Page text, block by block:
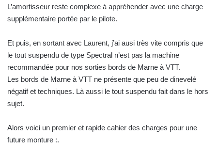
L’amortisseur reste complexe à appréhender avec une charge
supplémentaire portée par le pilote.
Et puis, en sortant avec Laurent, j’ai ausi très vite compris que
le tout suspendu de type Spectral n’est pas la machine
recommandée pour nos sorties bords de Marne à VTT.
Les bords de Marne à VTT ne présente que peu de dinevelé
négatif et techniques. Là aussi le tout suspendu fait dans le hors
sujet.
Alors voici un premier et rapide cahier des charges pour une
future monture :.